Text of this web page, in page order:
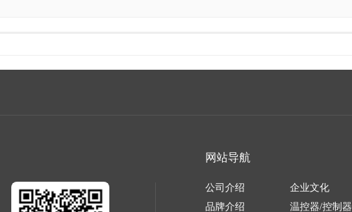
网站导航
公司介绍 企业文化
品牌介绍
温控器/控制器